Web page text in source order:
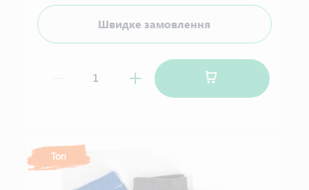
Швидке замовлення
Топ